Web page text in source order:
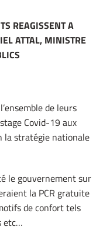
REAGISSENT A
ATTAL, MINISTRE
de leurs
Covid-19 aux
la stratégie nationale
le gouvernement sur
la PCR gratuite
de confort tels
etc…